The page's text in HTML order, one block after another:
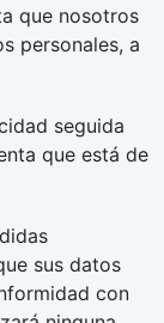
que nosotros
personales, a
seguida
que está de
sus datos
con